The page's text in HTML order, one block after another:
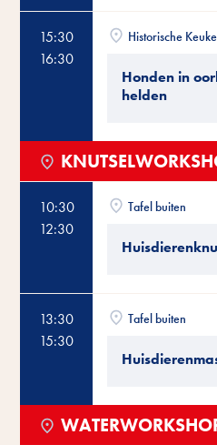
15:30
16:30
Historische
Honden in
helden
10:30
12:30
Tafel buiten
13:30
15:30
Tafel buiten